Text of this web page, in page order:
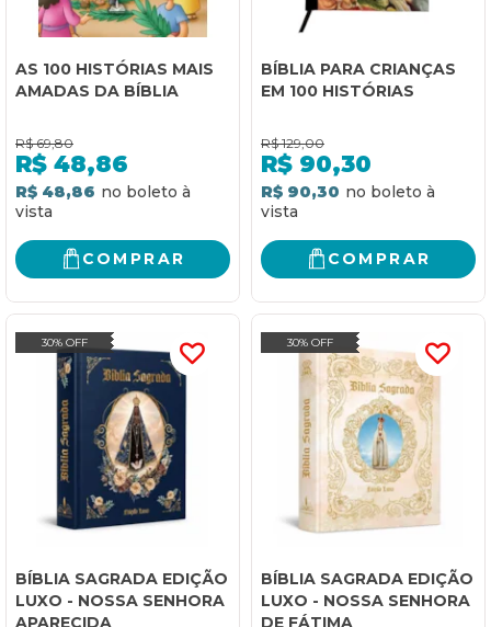
AS 100 HISTÓRIAS MAIS
AMADAS DA BÍBLIA
R$ 69,80
R$ 48,86
R$ 48,86
COMPRAR
BÍBLIA PARA CRIANÇAS
EM 100 HISTÓRIAS
R$ 129,00
R$ 90,30
R$ 90,30
COMPRAR
30% OFF
BÍBLIA SAGRADA EDIÇÃO
LUXO - NOSSA SENHORA
APARECIDA
30% OFF
BÍBLIA SAGRADA EDIÇÃO
LUXO - NOSSA SENHORA
DE FÁTIMA